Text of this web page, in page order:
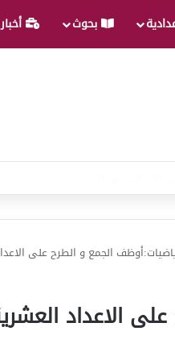
بحوث أخبار
الجمع و الطرح على
الاعداد